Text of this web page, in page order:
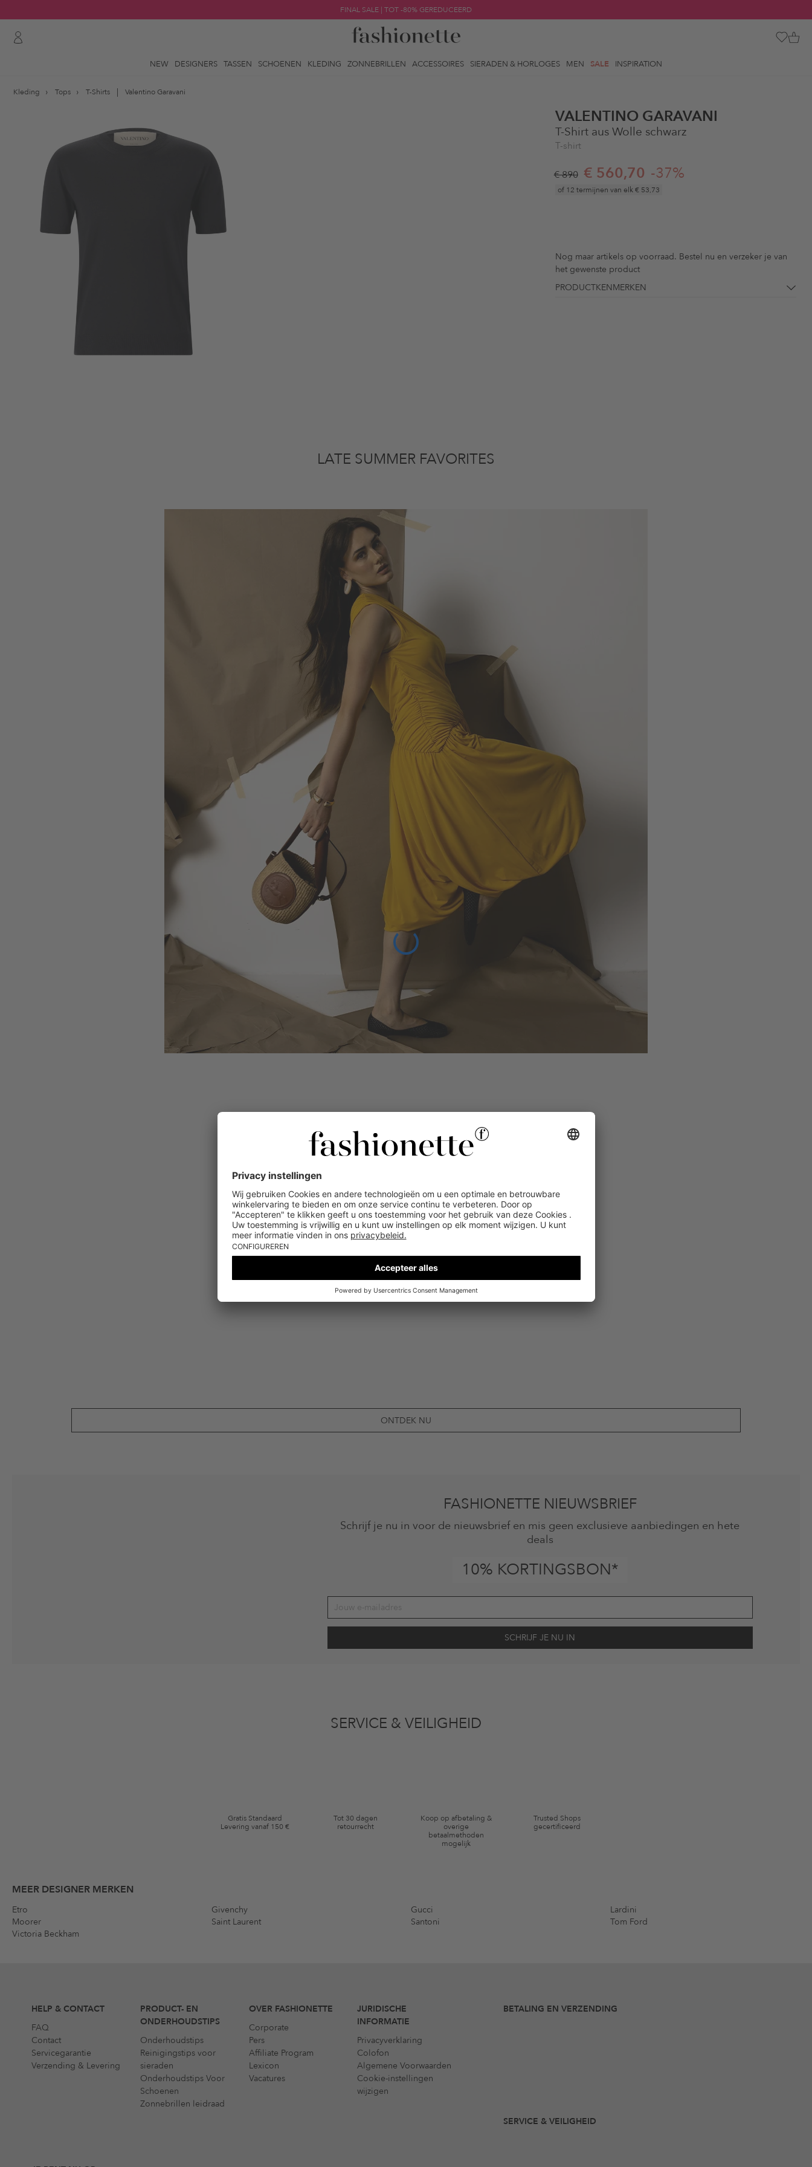
FINAL SALE | TOT -80% GEREDUCEERD
NEW DESIGNERS TASSEN SCHOENEN KLEDING ZONNEBRILLEN ACCESSOIRES SIERADEN & HORLOGES MEN SALE INSPIRATION
Kleding Tops T-Shirts Valentino Garavani
VALENTINO GARAVANI
T-Shirt aus Wolle schwarz
T-shirt
€ 890 € 560,70 -37%
of 12 termijnen van elk€ 53,73
Nog maar artikels op voorraad. Bestel nu en verzeker je van
het gewenste product
PRODUCTKENMERKEN
LATE SUMMER FAVORITES
ONTDEK NU
FASHIONETTE NIEUWSBRIEF
Schrijf je nu in voor de nieuwsbrief en mis geen exclusieve aanbiedingen en hete
deals
10% KORTINGSBON*
SERVICE & VEILIGHEID
Gratis Standaard
Levering vanaf 150 €
Tot 30 dagen
retourrecht
Koop op afbetaling &
overige
betaalmethoden
mogelijk
Trusted Shops
gecertificeerd
MEER DESIGNER MERKEN
Etro Givenchy Gucci
Lardini
Moorer
Saint Laurent Santoni
Tom Ford
Victoria Beckham
HELP & CONTACT
FAQ
Contact
Servicegarantie
Verzending & Levering
PRODUCT- EN
ONDERHOUDSTIPS
Onderhoudstips
Reinigingstips voor
sieraden
Onderhoudstips Voor
Schoenen
Zonnebrillen leidraad
OVER FASHIONETTE
Corporate
Pers
Affiliate Program
Lexicon
Vacatures
JURIDISCHE
INFORMATIE
Privacyverklaring
Colofon
Algemene Voorwaarden
Cookie-instellingen
wijzigen
BETALING EN VERZENDING
SERVICE & VEILIGHEID